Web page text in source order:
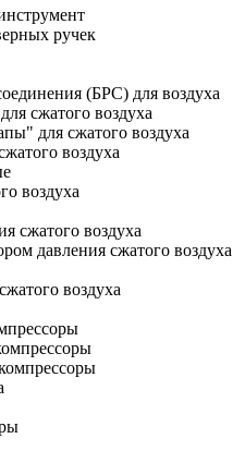
ручек
(БРС) для воздуха
сжатого воздуха
для сжатого воздуха
воздуха
воздуха
сжатого воздуха
давления сжатого воздуха
воздуха